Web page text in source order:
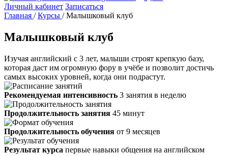
Личный кабинет Записаться
Главная /Курсы /Малышковый клуб
Малышковый клуб
Изучая английский с 3 лет, малыши строят крепкую базу,
которая даст им огромную фору в учёбе и позволит достичь
самых высоких уровней, когда они подрастут.
Рекомендуемая интенсивность 3 занятия в неделю
Продолжительность занятия 45 минут
Продолжительность обучения от 9 месяцев
Результат курса первые навыки общения на английском